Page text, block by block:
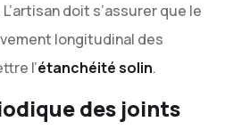
doit s’assurer que le
longitudinal des
l’étanchéité solin.
des joints